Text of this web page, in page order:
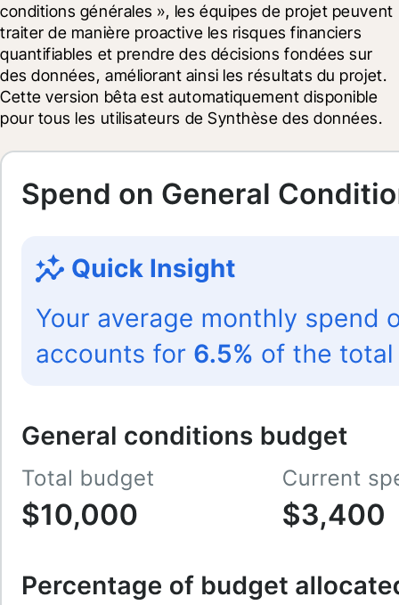
conditions générales », les équipes de projet peuvent
traiter de manière proactive les risques financiers
quantifiables et prendre des décisions fondées sur
des données, améliorant ainsi les résultats du projet.
Cette version bêta est automatiquement disponible
pour tous les utilisateurs de Synthèse des données.